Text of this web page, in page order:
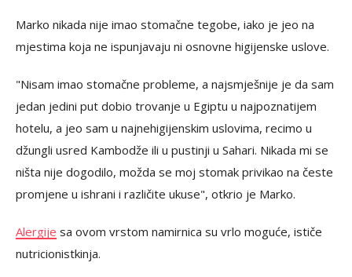
Marko nikada nije imao stomačne tegobe, iako je jeo na
mjestima koja ne ispunjavaju ni osnovne higijenske uslove.
"Nisam imao stomačne probleme, a najsmješnije je da sam
jedan jedini put dobio trovanje u Egiptu u najpoznatijem
hotelu, a jeo sam u najnehigijenskim uslovima, recimo u
džungli usred Kambodže ili u pustinji u Sahari. Nikada mi se
ništa nije dogodilo, možda se moj stomak privikao na česte
promjene u ishrani i različite ukuse", otkrio je Marko.
Alergije sa ovom vrstom namirnica su vrlo moguće, ističe
nutricionistkinja.